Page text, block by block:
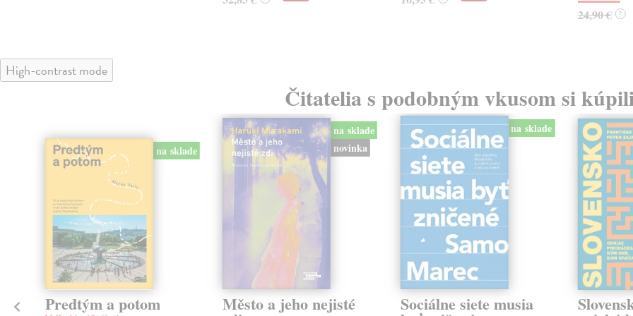
24,90 € ?
High-contrast mode
Čitatelia s podobným vkusom si
na sklade
Predtým a potom
na sklade
novinka
Město a jeho nejisté
na sklade
Sociálne siete musia